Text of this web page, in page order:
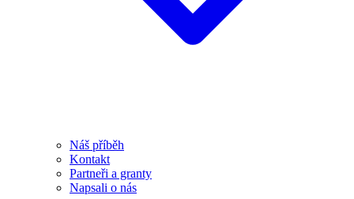
Náš příběh
Kontakt
Partneři a granty
Napsali o nás